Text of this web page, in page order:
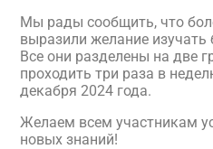
Мы рады сообщить, что
выразили желание
Все они разделены на две
проходить три раза в
декабря 2024 года.
Желаем всем участникам
новых знаний!